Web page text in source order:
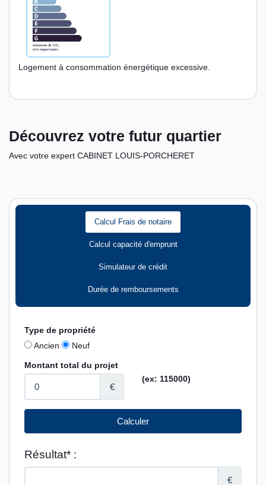
Logement à consommation énergétique excessive.
Découvrez votre futur quartier
Avec votre expert CABINET LOUIS-PORCHERET
Calcul Frais de notaire
Calcul capacité d'emprunt
Simulateur de crédit
Durée de remboursements